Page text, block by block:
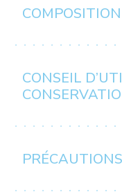
COMPOSITION
CONSEIL